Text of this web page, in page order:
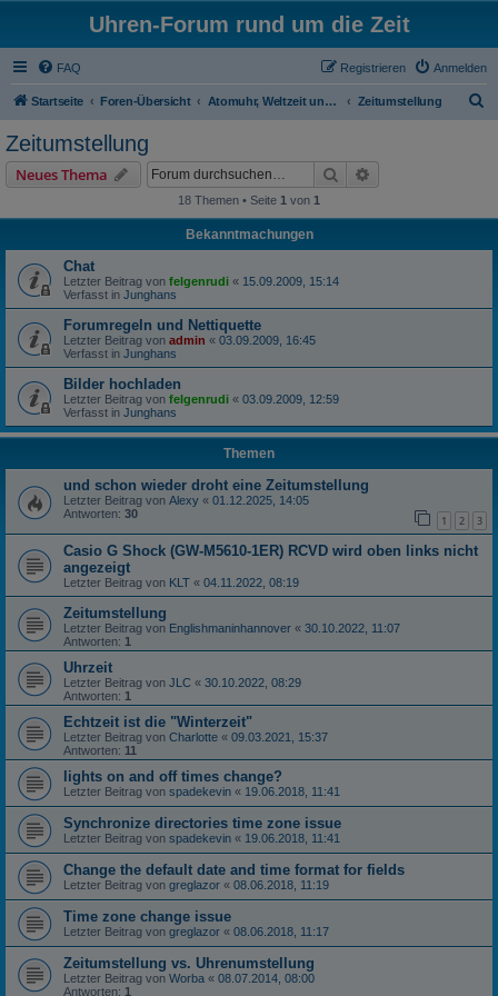
Uhren-Forum rund um die Zeit
FAQ Anmelden
Registrieren
Startseite Foren-Übersicht Atomuhr, Weltzeit und Zeitumstellung Zeitumstellung
Zeitumstellung
Neues Thema Suche
18 Themen • Seite 1 von 1
Bekanntmachungen
Chat
Letzter Beitrag von felgenrudi « 15.09.2009, 15:14
Verfasst in Junghans
Forumregeln und Nettiquette
Letzter Beitrag von admin « 03.09.2009, 16:45
Verfasst in Junghans
Bilder hochladen
Letzter Beitrag von felgenrudi « 03.09.2009, 12:59
Verfasst in Junghans
Themen
und schon wieder droht eine Zeitumstellung
Letzter Beitrag von Alexy « 01.12.2025, 14:05
Antworten: 30 1 2 3
Casio G Shock (GW-M5610-1ER) RCVD wird oben links nicht
angezeigt
Letzter Beitrag von KLT « 04.11.2022, 08:19
Zeitumstellung
Letzter Beitrag von Englishmaninhannover « 30.10.2022, 11:07
Antworten: 1
Uhrzeit
Letzter Beitrag von JLC « 30.10.2022, 08:29
Antworten: 1
Echtzeit ist die "Winterzeit"
Letzter Beitrag von Charlotte « 09.03.2021, 15:37
Antworten: 11
lights on and off times change?
Letzter Beitrag von spadekevin « 19.06.2018, 11:41
Synchronize directories time zone issue
Letzter Beitrag von spadekevin « 19.06.2018, 11:41
Change the default date and time format for fields
Letzter Beitrag von greglazor « 08.06.2018, 11:19
Time zone change issue
Letzter Beitrag von greglazor « 08.06.2018, 11:17
Zeitumstellung vs. Uhrenumstellung
Letzter Beitrag von Worba « 08.07.2014, 08:00
Antworten: 1